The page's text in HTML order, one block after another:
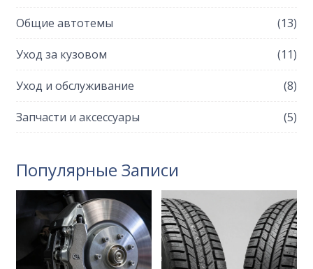
Общие автотемы (13)
Уход за кузовом (11)
Уход и обслуживание (8)
Запчасти и аксессуары (5)
Популярные Записи